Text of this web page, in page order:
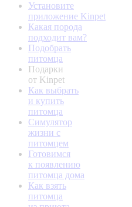
Установите
приложение Kinpet
Какая порода
подходит вам?
Подобрать
питомца
Подарки
от Kinpet
Как выбрать
и купить
питомца
Симулятор
жизни с
питомцем
Готовимся
к появлению
питомца дома
Как взять
питомца